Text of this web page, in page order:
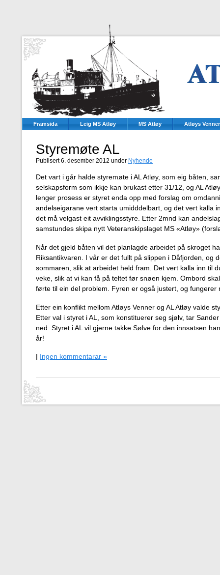
Framsida Leig MS Atløy MS Atløy Atløys Venner
Styremøte AL
Publisert 6. desember 2012 under Nyhende
Det vart i går halde styremøte i AL Atløy, som eig båten,
selskapsform som ikkje kan brukast etter 31/12, og AL
lenger prosess er styret enda opp med forslag om
andelseigarane vert starta umidddelbart, og det vert kalla
det må velgast eit avviklingsstyre. Etter 2mnd kan
samstundes skipa nytt Veteranskipslaget MS «Atløy»
Når det gjeld båten vil det planlagde arbeidet på skroget
Riksantikvaren. I vår er det fullt på slippen i Dåfjorden, og
sommaren, slik at arbeidet held fram. Det vert kalla inn til
veke, slik at vi kan få på teltet før snøen kjem. Ombord
førte til ein del problem. Fyren er også justert, og fungerer
Etter ein konflikt mellom Atløys Venner og AL Atløy valde
Etter val i styret i AL, som konstituerer seg sjølv, tar
ned. Styret i AL vil gjerne takke Sølve for den innsatsen
år!
| Ingen kommentarar »